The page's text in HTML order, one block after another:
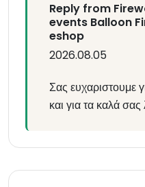
Reply from
events Balloon
eshop
2026.08.05
Σας ευχαριστουμε
και για τα καλά σας